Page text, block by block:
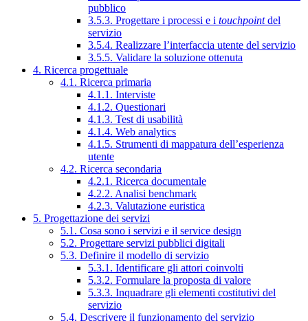
pubblico
3.5.3. Progettare i processi e i touchpointdel
servizio
3.5.4. Realizzare l’interfaccia utente del servizio
3.5.5. Validare la soluzione ottenuta
4. Ricerca progettuale
4.1. Ricerca primaria
4.1.1. Interviste
4.1.2. Questionari
4.1.3. Test di usabilità
4.1.4. Web analytics
4.1.5. Strumenti di mappatura dell’esperienza
utente
4.2. Ricerca secondaria
4.2.1. Ricerca documentale
4.2.2. Analisi benchmark
4.2.3. Valutazione euristica
5. Progettazione dei servizi
5.1. Cosa sono i servizi e il service design
5.2. Progettare servizi pubblici digitali
5.3. Definire il modello di servizio
5.3.1. Identificare gli attori coinvolti
5.3.2. Formulare la proposta di valore
5.3.3. Inquadrare gli elementi costitutivi del
servizio
5.4. Descrivere il funzionamento del servizio